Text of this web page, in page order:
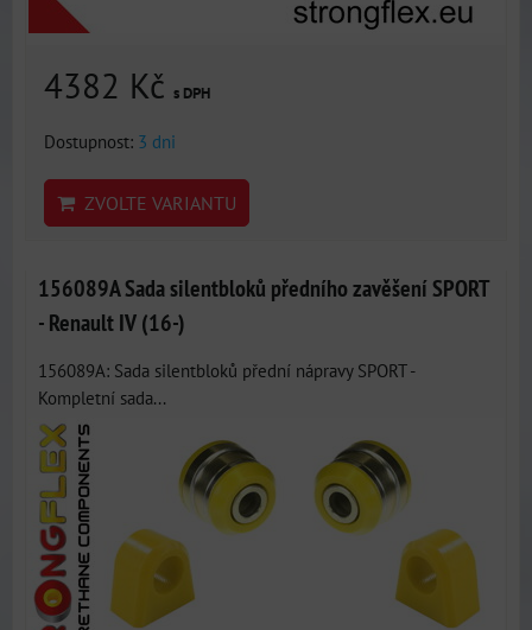
4382 Kč s DPH
Dostupnost: 3 dni
ZVOLTE VARIANTU
156089A Sada silentbloků předního zavěšení SPORT
- Renault IV (16-)
156089A: Sada silentbloků přední nápravy SPORT -
Kompletní sada...